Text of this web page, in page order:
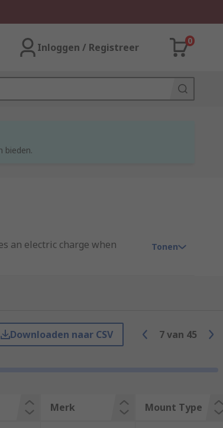
Inloggen / Registreer
0
bieden.
an electric charge when
can produce, and their size.
range of anywhere from 60 to
Tonen
Downloaden naar CSV 7van 45
Merk Mount Type